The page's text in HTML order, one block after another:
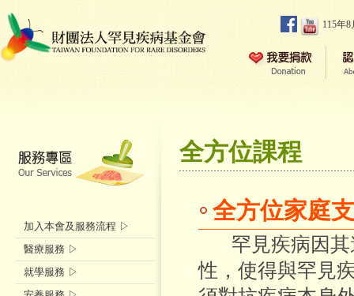
115年
全方位課程
全方位家庭
罕見疾病因其
性，使得與罕見
加入本會及服務流程 ▷
醫療服務 ▷
就學服務 ▷